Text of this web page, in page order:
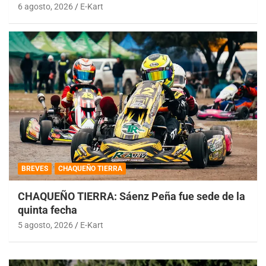
6 agosto, 2026 E-Kart
BREVES CHAQUEÑO TIERRA
CHAQUEÑO TIERRA: Sáenz Peña fue sede de la
quinta fecha
5 agosto, 2026 E-Kart